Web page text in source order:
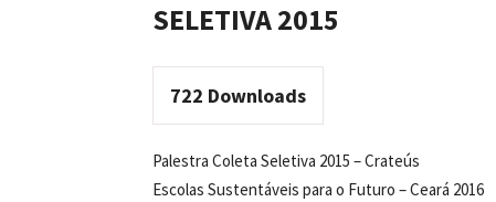
SELETIVA 2015
722 Downloads
Palestra Coleta Seletiva 2015 – Crateús
Escolas Sustentáveis para o Futuro – Ceará 2016